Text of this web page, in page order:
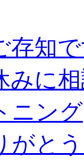
存知
みに
ニング
がと